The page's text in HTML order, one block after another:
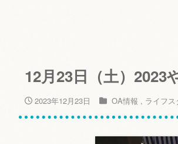
12月23日（土）
2023年12月23日 OA情報 ライフ